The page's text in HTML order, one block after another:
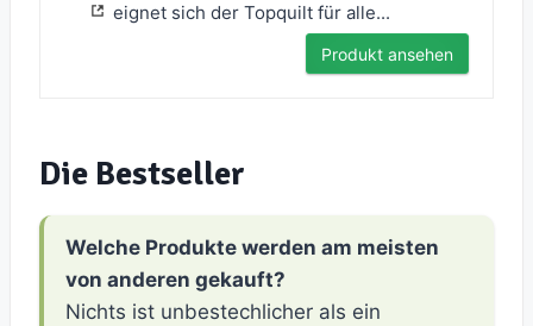
eignet sich der Topquilt für alle...
Produkt ansehen
Die Bestseller
Welche Produkte werden am meisten
von anderen gekauft?
Nichts ist unbestechlicher als ein